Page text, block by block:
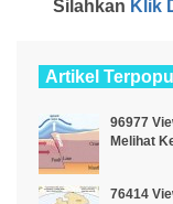
Silahkan Klik
Artikel
96977
Melihat
76414